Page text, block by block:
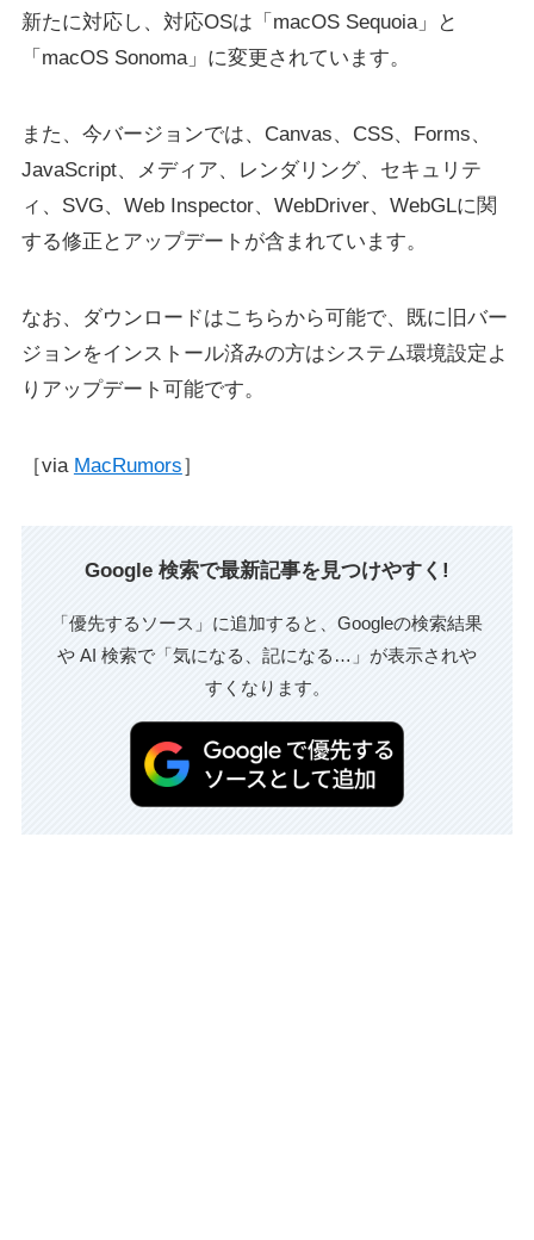
新たに対応し、対応OSは「macOS Sequoia」と
「macOS Sonoma」に変更されています。
また、今バージョンでは、Canvas、CSS、Forms、
JavaScript、メディア、レンダリング、セキュリテ
ィ、SVG、Web Inspector、WebDriver、WebGLに関
する修正とアップデートが含まれています。
なお、ダウンロードはこちらから可能で、既に旧バー
ジョンをインストール済みの方はシステム環境設定よ
りアップデート可能です。
［via MacRumors］
Google 検索で最新記事を見つけやすく!
「優先するソース」に追加すると、Googleの検索結果
や AI 検索で「気になる、記になる…」が表示されや
すくなります。